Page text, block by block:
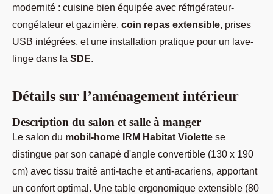
modernité : cuisine bien équipée avec réfrigérateur-
congélateur et gazinière, coin repas extensible, prises
USB intégrées, et une installation pratique pour un lave-
linge dans la SDE.
Détails sur l’aménagement intérieur
Description du salon et salle à manger
Le salon du mobil-home IRM Habitat Violette se
distingue par son canapé d'angle convertible (130 x 190
cm) avec tissu traité anti-tache et anti-acariens, apportant
un confort optimal. Une table ergonomique extensible (80